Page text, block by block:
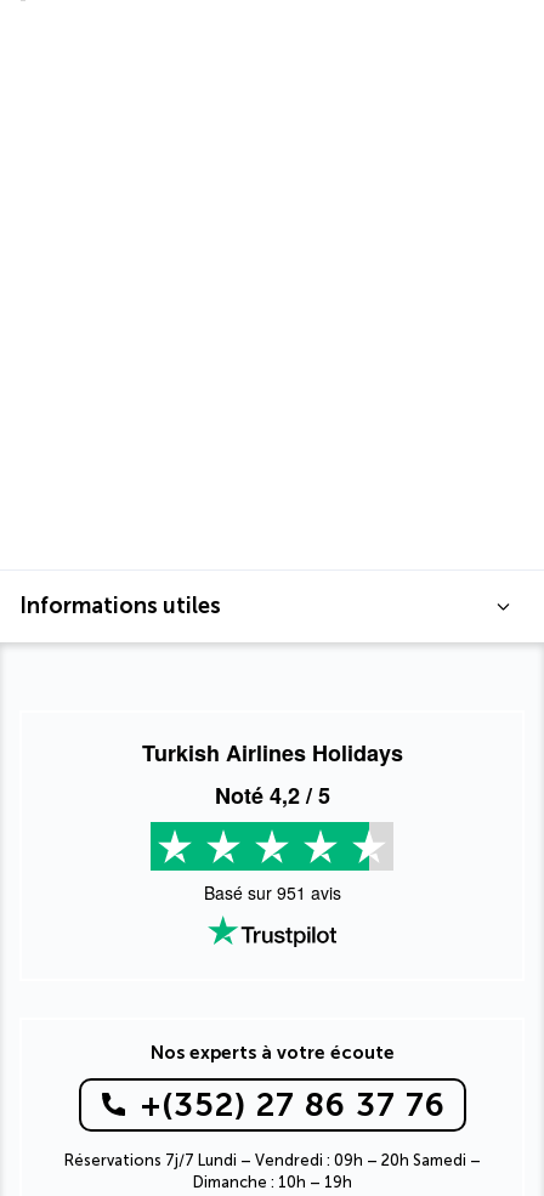
Informations utiles
Turkish Airlines Holidays
Noté4,2/ 5
Basé sur 951 avis
Nos experts à votre écoute
+(352) 27 86 37 76
Réservations 7j/7 Lundi – Vendredi : 09h – 20h Samedi –
Dimanche : 10h – 19h